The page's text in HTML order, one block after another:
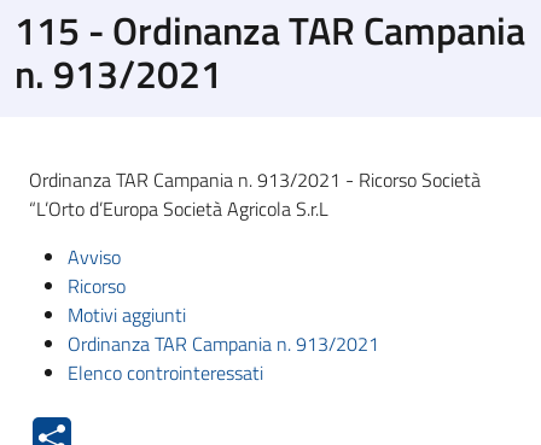
115 - Ordinanza TAR Campania
n. 913/2021
Ordinanza TAR Campania n. 913/2021 - Ricorso Società
“L’Orto d’Europa Società Agricola S.r.L
Avviso
Ricorso
Motivi aggiunti
Ordinanza TAR Campania n. 913/2021
Elenco controinteressati